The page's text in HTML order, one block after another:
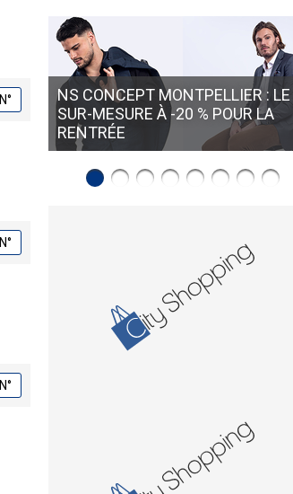
NS CONCEPT MONTPELLIER : LE
SUR-MESURE À -20 % POUR LA
RENTRÉE